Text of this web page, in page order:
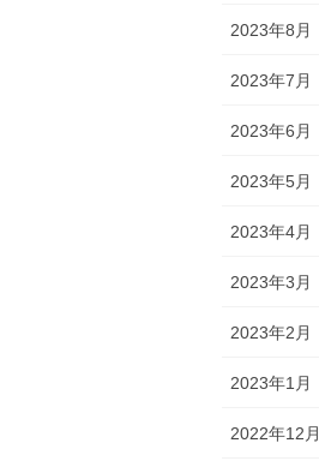
2023年8月
2023年7月
2023年6月
2023年5月
2023年4月
2023年3月
2023年2月
2023年1月
2022年12月